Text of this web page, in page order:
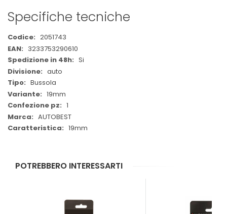
Specifiche tecniche
Maggiori
Informazioni
2051743
3233753290610
Si
auto
Bussola
19mm
1
AUTOBEST
19mm
POTREBBERO INTERESSARTI